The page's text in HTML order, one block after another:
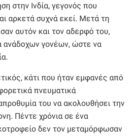
στην Ινδία, γεγονός που
αρκετά συχνά εκεί. Μετά τη
αυτόν και τον αδερφό του,
ανάδοχων γονέων, ώστε να
κάτι που ήταν εμφανές από
πνευματικά
του να ακολουθήσει την
Πέντε χρόνια σε ένα
δεν τον μεταμόρφωσαν